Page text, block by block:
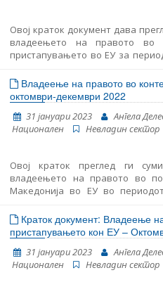
Овој краток документ дава
владеењето на правото во
пристапувањето во ЕУ за
вклучува следење на
вклучувајќи ги и клучните
демократските институции,
Поглавјето 23: судството и
Владеење на правото во
октомври-декември 2022
31 јануари 2023
Ангела
Национален
Невладин сектор
Овој краток преглед ги
владеењето на правото во
Македонија во ЕУ во
содржи следење на
вклучително и на
демократските институции,
Поглавјето 23: Судство и
Краток документ: Владеење
пристапувањето кон ЕУ –
31 јануари 2023
Ангела
Национален
Невладин сектор